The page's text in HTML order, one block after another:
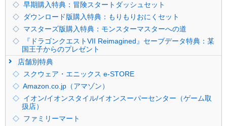
早期購入特典：冒険スタートダッシュセット
ダウンロード版購入特典：もりもりおにくセット
マスターズ版購入特典：モンスターマスターへの道
『ドラゴンクエストVII Reimagined』セーブデータ特典：某
国王子からのプレゼント
店舗別特典
スクウェア・エニックス e-STORE
Amazon.co.jp（アマゾン）
イオン/イオンスタイル/イオンスーパーセンター（ゲーム取
扱店）
ファミリーマート